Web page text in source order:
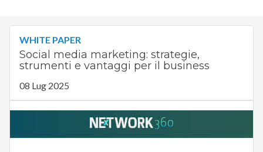
WHITE PAPER
Social media marketing: strategie,
strumenti e vantaggi per il business
08 Lug 2025